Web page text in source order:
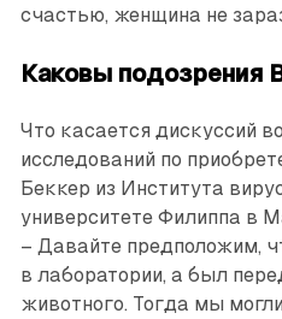
счастью, женщина не
Каковы подозрения
Что касается дискуссий
исследований по
Беккер из Института
университете Филиппа в
– Давайте предположим,
в лаборатории, а был
животного. Тогда мы